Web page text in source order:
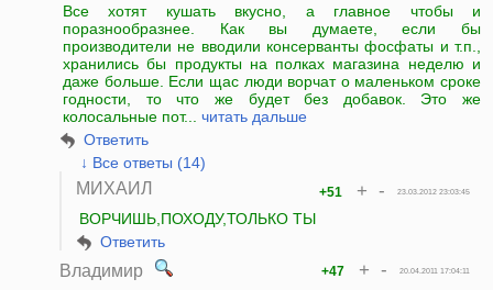
Все хотят кушать вкусно, а главное чтобы и
поразнообразнее. Как вы думаете, если бы
производители не вводили консерванты фосфаты и т.п.,
хранились бы продукты на полках магазина неделю и
даже больше. Если щас люди ворчат о маленьком сроке
годности, то что же будет без добавок. Это же
колосальные пот... читать дальше
Ответить
↓ Все ответы (14)
МИХАИЛ 23.03.2012 23:03:45
+51 + -
ВОРЧИШЬ,ПОХОДУ,ТОЛЬКО ТЫ
Ответить
Владимир 20.04.2011 17:04:11
+47 + -